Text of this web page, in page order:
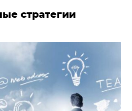
стратегии